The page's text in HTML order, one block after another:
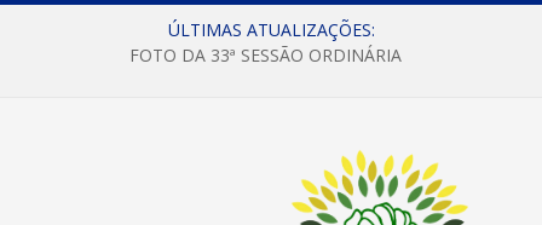
ÚLTIMAS ATUALIZAÇÕES:
FOTO DA 33ª SESSÃO ORDINÁRIA